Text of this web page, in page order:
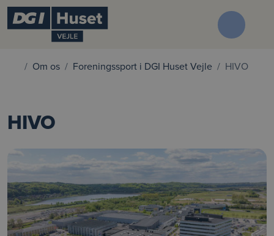
Om os Foreningssport i DGI Huset Vejle HIVO
HIVO